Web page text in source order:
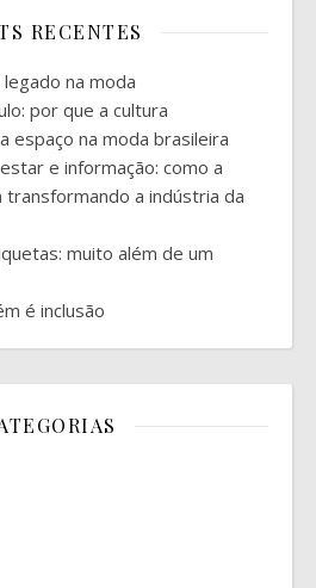
RECENTES
na moda
por que a cultura
espaço na moda brasileira
e informação: como a
a indústria da
muito além de um
é inclusão